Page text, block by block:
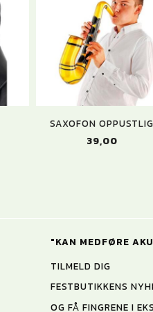
SAXOFON OPPUSTLIG
39,00
"KAN MEDFØRE
TILMELD DIG
FESTBUTIKKENS
OG FÅ FINGRENE I